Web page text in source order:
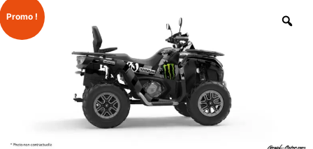
Promo !